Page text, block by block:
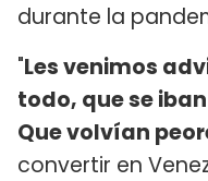
durante la
"Les venimos
todo, que se
Que volvían
convertir en